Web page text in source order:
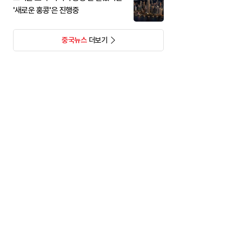
'새로운 홍콩'은 진행중
중국뉴스더보기